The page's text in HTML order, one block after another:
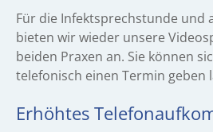
Für die Infektsprechstunde und
bieten wir wieder unsere
beiden Praxen an. Sie können
telefonisch einen Termin geben
Erhöhtes